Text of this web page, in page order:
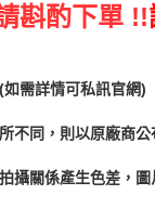
斟酌下單 !!
需詳情可私訊官網)
不同，則以原廠商公
攝關係產生色差，